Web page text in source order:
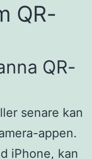
QR-
QR-
senare kan
appen.
iPhone, kan